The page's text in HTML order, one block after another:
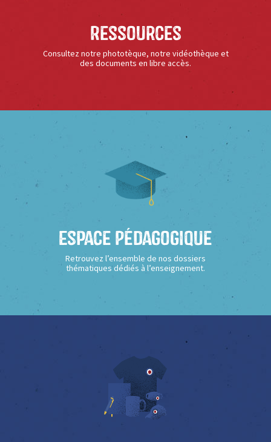
Ressources
Consultez notre phototèque, notre vidéothèque et
des documents en libre accès.
Espace Pédagogique
Retrouvez l’ensemble de nos dossiers
thématiques dédiés à l’enseignement.